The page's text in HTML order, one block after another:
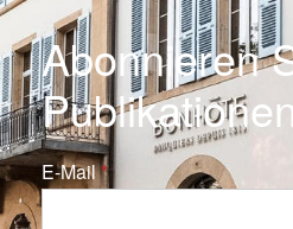
Abonnieren
Publikationen
E-Mail